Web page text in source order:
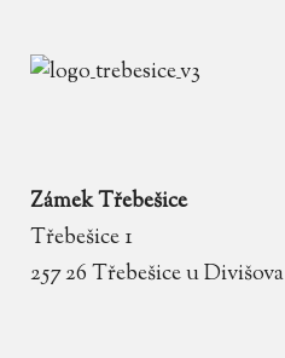
Zámek Třebešice
Třebešice 1
257 26 Třebešice u Divišova